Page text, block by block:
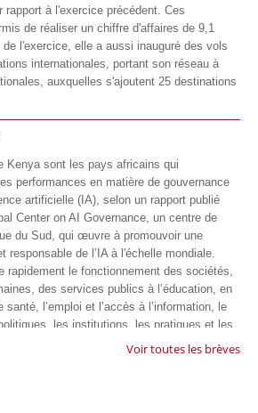
rapport à l'exercice précédent. Ces
de réaliser un chiffre d'affaires de 9,1
l'exercice, elle a aussi inauguré des vols
internationales, portant son réseau à
auxquelles s'ajoutent 25 destinations
Kenya sont les pays africains qui
performances en matière de gouvernance
artificielle (IA), selon un rapport publié
Center on AI Governance, un centre de
du Sud, qui œuvre à promouvoir une
responsable de l’IA à l'échelle mondiale.
rapidement le fonctionnement des sociétés,
des services publics à l’éducation, en
l’emploi et l’accès à l’information, le
les institutions, les pratiques et les
gouvernance qui favorisent un déploiement
Voir toutes les brèves